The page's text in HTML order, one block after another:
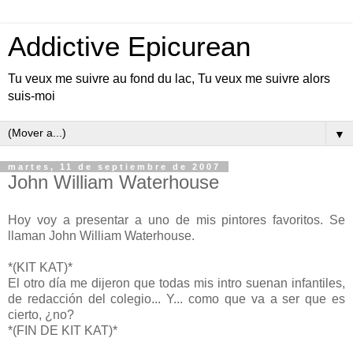
Addictive Epicurean
Tu veux me suivre au fond du lac, Tu veux me suivre alors
suis-moi
▼
martes, 11 de septiembre de 2007
John William Waterhouse
Hoy voy a presentar a uno de mis pintores favoritos. Se
llaman John William Waterhouse.
*(KIT KAT)*
El otro día me dijeron que todas mis intro suenan infantiles,
de redacción del colegio... Y... como que va a ser que es
cierto, ¿no?
*(FIN DE KIT KAT)*